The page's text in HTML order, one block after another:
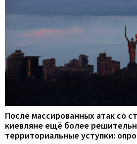
После массированных атак со
киевляне ещё более
территориальные уступки: